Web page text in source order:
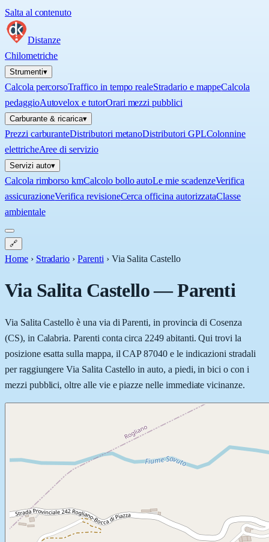
Salta al contenuto
Distanze
Chilometriche
Strumenti▾
Calcola percorsoTraffico in tempo realeStradario e mappeCalcola
pedaggioAutovelox e tutorOrari mezzi pubblici
Carburante & ricarica▾
Prezzi carburanteDistributori metanoDistributori GPLColonnine
elettricheAree di servizio
Servizi auto▾
Calcola rimborso kmCalcolo bollo autoLe mie scadenzeVerifica
assicurazioneVerifica revisioneCerca officina autorizzataClasse
ambientale
🔗
Home › Stradario › Parenti › Via Salita Castello
Via Salita Castello—Parenti
Via Salita Castello è una via di Parenti, in provincia di Cosenza
(CS), in Calabria. Parenti conta circa 2249 abitanti. Qui trovi la
posizione esatta sulla mappa, il CAP 87040 e le indicazioni stradali
per raggiungere Via Salita Castello in auto, a piedi, in bici o con i
mezzi pubblici, oltre alle vie e piazze nelle immediate vicinanze.